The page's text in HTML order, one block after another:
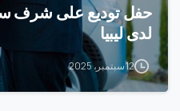
حفل توديع على شرف
لدى ليبيا
12 سبتمبر، 2025